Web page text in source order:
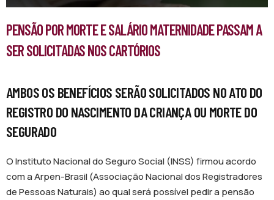
PENSÃO POR MORTE E SALÁRIO MATERNIDADE PASSAM A
SER SOLICITADAS NOS CARTÓRIOS
AMBOS OS BENEFÍCIOS SERÃO SOLICITADOS NO ATO DO
REGISTRO DO NASCIMENTO DA CRIANÇA OU MORTE DO
SEGURADO
O Instituto Nacional do Seguro Social (INSS) firmou acordo
com a Arpen-Brasil (Associação Nacional dos Registradores
de Pessoas Naturais) ao qual será possível pedir a pensão